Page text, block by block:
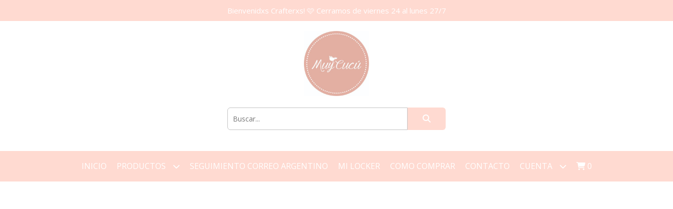
Bienvenidxs Crafterxs! 🩷 Cerramos de viernes 24 al lunes 27/7
INICIO PRODUCTOS SEGUIMIENTO CORREO ARGENTINO MI LOCKER COMO COMPRAR CONTACTO CUENTA 0